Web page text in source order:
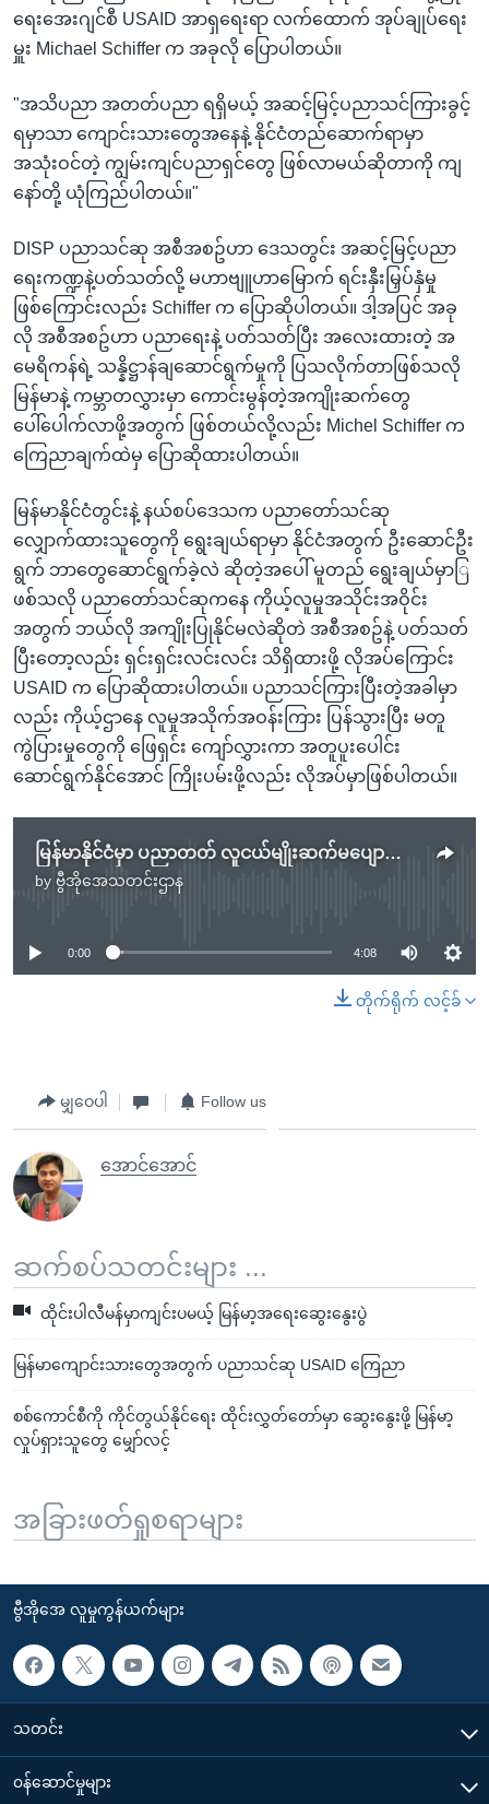
ရေးအေးဂျင်စီ USAID အာရှရေးရာ လက်ထောက် အုပ်ချုပ်ရေး
မှူး Michael Schiffer က အခုလို ပြောပါတယ်။
"အသိပညာ အတတ်ပညာ ရရှိမယ့် အဆင့်မြင့်ပညာသင်ကြားခွင့်
ရမှာသာ ကျောင်းသားတွေအနေနဲ့ နိုင်ငံတည်ဆောက်ရာမှာ
အသုံးဝင်တဲ့ ကျွမ်းကျင်ပညာရှင်တွေ ဖြစ်လာမယ်ဆိုတာကို ကျ
နော်တို့ ယုံကြည်ပါတယ်။"
DISP ပညာသင်ဆု အစီအစဥ်ဟာ ဒေသတွင်း အဆင့်မြင့်ပညာ
ရေးကဏ္ဍနဲ့ပတ်သတ်လို့ မဟာဗျူဟာမြောက် ရင်းနှီးမြှပ်နှံမှု
ဖြစ်ကြောင်းလည်း Schiffer က ပြောဆိုပါတယ်။ ဒါ့အပြင် အခု
လို အစီအစဥ်ဟာ ပညာရေးနဲ့ ပတ်သတ်ပြီး အလေးထားတဲ့ အ
မေရိကန်ရဲ့ သန္နိဋ္ဌာန်ချဆောင်ရွက်မှုကို ပြသလိုက်တာဖြစ်သလို
မြန်မာနဲ့ ကမ္ဘာတလွှားမှာ ကောင်းမွန်တဲ့အကျိုးဆက်တွေ
ပေါ်ပေါက်လာဖို့အတွက် ဖြစ်တယ်လို့လည်း Michel Schiffer က
ကြေညာချက်ထဲမှ ပြောဆိုထားပါတယ်။
မြန်မာနိုင်ငံတွင်းနဲ့ နယ်စပ်ဒေသက ပညာတော်သင်ဆု
လျှောက်ထားသူတွေကို ရွေးချယ်ရာမှာ နိုင်ငံအတွက် ဦးဆောင်ဦး
ရွက် ဘာတွေဆောင်ရွက်ခဲ့လဲ ဆိုတဲ့အပေါ် မူတည် ရွေးချယ်မှာြ
ဖစ်သလို ပညာတော်သင်ဆုကနေ ကိုယ့်လူမှုအသိုင်းအဝိုင်း
အတွက် ဘယ်လို အကျိုးပြုနိုင်မလဲဆိုတဲ အစီအစဥ်နဲ့ ပတ်သတ်
ပြီးတော့လည်း ရှင်းရှင်းလင်းလင်း သိရှိထားဖို့ လိုအပ်ကြောင်း
USAID က ပြောဆိုထားပါတယ်။ ပညာသင်ကြားပြီးတဲ့အခါမှာ
လည်း ကိုယ့်ဌာနေ လူမှုအသိုက်အဝန်းကြား ပြန်သွားပြီး မတူ
ကွဲပြားမှုတွေကို ဖြေရှင်း ကျော်လွှားကာ အတူပူးပေါင်း
ဆောင်ရွက်နိုင်အောင် ကြိုးပမ်းဖို့လည်း လိုအပ်မှာဖြစ်ပါတယ်။
မြန်မာနိုင်ငံမှာ ပညာတတ် လူငယ်မျိုးဆက်မပျောက်အောင် ကန် ကူညီထောက်ပံ့မည်
by ဗွီအိုအေသတင်းဌာန
No media source currently available
0:00 4:08
တိုက်ရိုက် လင့်ခ်
မျှဝေပါ Follow us
အောင်အောင်
ဆက်စပ်သတင်းများ ...
ထိုင်းပါလီမန်မှာကျင်းပမယ့် မြန်မာ့အရေးဆွေးနွေးပွဲ
မြန်မာကျောင်းသားတွေအတွက် ပညာသင်ဆု USAID ကြေညာ
စစ်ကောင်စီကို ကိုင်တွယ်နိုင်ရေး ထိုင်းလွှတ်တော်မှာ ဆွေးနွေးဖို့ မြန်မာ့
လှုပ်ရှားသူတွေ မျှော်လင့်
အခြားဖတ်ရှုစရာများ
ဗွီအိုအေ လူမှုကွန်ယက်များ
သတင်း
၀န်ဆောင်မှုများ